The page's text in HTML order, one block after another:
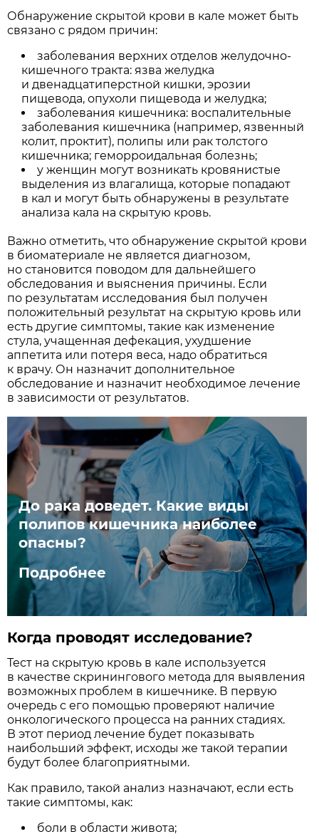
Обнаружение скрытой крови в кале может быть
связано с рядом причин:
заболевания верхних отделов желудочно-
кишечного тракта: язва желудка
и двенадцатиперстной кишки, эрозии
пищевода, опухоли пищевода и желудка;
заболевания кишечника: воспалительные
заболевания кишечника (например, язвенный
колит, проктит), полипы или рак толстого
кишечника; геморроидальная болезнь;
у женщин могут возникать кровянистые
выделения из влагалища, которые попадают
в кал и могут быть обнаружены в результате
анализа кала на скрытую кровь.
Важно отметить, что обнаружение скрытой крови
в биоматериале не является диагнозом,
но становится поводом для дальнейшего
обследования и выяснения причины. Если
по результатам исследования был получен
положительный результат на скрытую кровь или
есть другие симптомы, такие как изменение
стула, учащенная дефекация, ухудшение
аппетита или потеря веса, надо обратиться
к врачу. Он назначит дополнительное
обследование и назначит необходимое лечение
в зависимости от результатов.
До рака доведет. Какие виды
полипов кишечника наиболее
опасны?
Подробнее
Когда проводят исследование?
Тест на скрытую кровь в кале используется
в качестве скринингового метода для выявления
возможных проблем в кишечнике. В первую
очередь с его помощью проверяют наличие
онкологического процесса на ранних стадиях.
В этот период лечение будет показывать
наибольший эффект, исходы же такой терапии
будут более благоприятными.
Как правило, такой анализ назначают, если есть
такие симптомы, как:
боли в области живота;